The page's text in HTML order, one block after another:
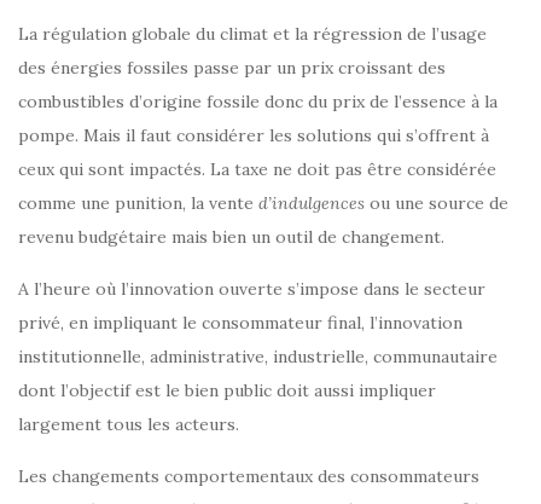
La régulation globale du climat et la régression de l’usage
des énergies fossiles passe par un prix croissant des
combustibles d’origine fossile donc du prix de l’essence à la
pompe. Mais il faut considérer les solutions qui s’offrent à
ceux qui sont impactés. La taxe ne doit pas être considérée
comme une punition, la vente d’indulgences ou une source de
revenu budgétaire mais bien un outil de changement.
A l’heure où l’innovation ouverte s’impose dans le secteur
privé, en impliquant le consommateur final, l’innovation
institutionnelle, administrative, industrielle, communautaire
dont l’objectif est le bien public doit aussi impliquer
largement tous les acteurs.
Les changements comportementaux des consommateurs